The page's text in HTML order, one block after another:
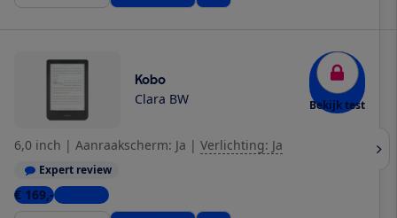
Kobo
Clara BW Bekijk test
6,0 inch | Aanraakscherm: Ja | Verlichting: Ja
Expert review
€ 169,-9 winkels